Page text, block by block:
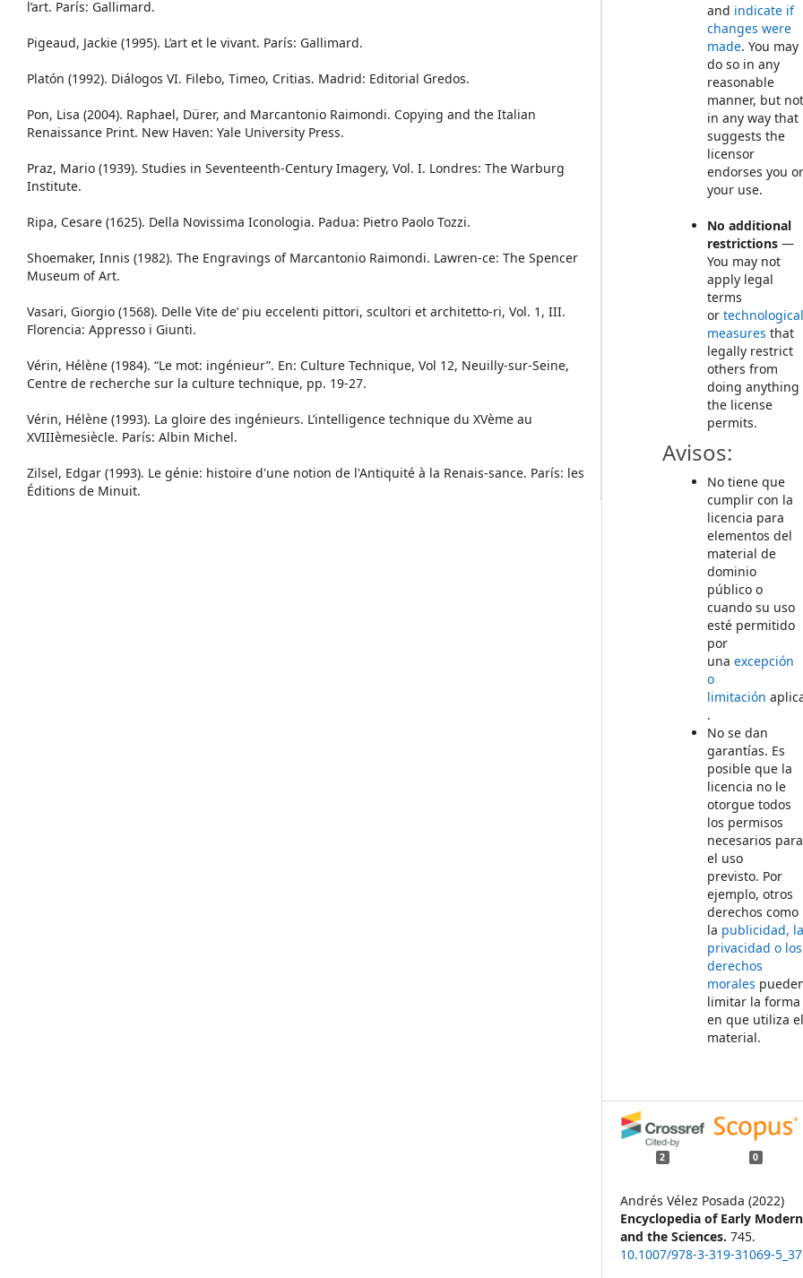
l’art. París: Gallimard.
Pigeaud, Jackie (1995). L’art et le vivant. París: Gallimard.
Platón (1992). Diálogos VI. Filebo, Timeo, Critias. Madrid: Editorial Gredos.
Pon, Lisa (2004). Raphael, Dürer, and Marcantonio Raimondi. Copying and the Italian
Renaissance Print. New Haven: Yale University Press.
Praz, Mario (1939). Studies in Seventeenth-Century Imagery, Vol. I. Londres: The Warburg
Institute.
Ripa, Cesare (1625). Della Novissima Iconologia. Padua: Pietro Paolo Tozzi.
Shoemaker, Innis (1982). The Engravings of Marcantonio Raimondi. Lawren-ce: The Spencer
Museum of Art.
Vasari, Giorgio (1568). Delle Vite de’ piu eccelenti pittori, scultori et architetto-ri, Vol. 1, III.
Florencia: Appresso i Giunti.
Vérin, Hélène (1984). “Le mot: ingénieur”. En: Culture Technique, Vol 12, Neuilly-sur-Seine,
Centre de recherche sur la culture technique, pp. 19-27.
Vérin, Hélène (1993). La gloire des ingénieurs. L’intelligence technique du XVème au
XVIIIèmesiècle. París: Albin Michel.
Zilsel, Edgar (1993). Le génie: histoire d'une notion de l'Antiquité à la Renais-sance. París: les
Éditions de Minuit.
and indicate if
changes were
made. You may
do so in any
reasonable
manner, but not
in any way that
suggests the
licensor
endorses you or
your use.
No additional
restrictions —
You may not
apply legal
terms
ortechnological
measures that
legally restrict
others from
doing anything
the license
permits.
Avisos:
No tiene que
cumplir con la
licencia para
elementos del
material de
dominio
público o
cuando su uso
esté permitido
por
unaexcepción
o
limitación
.
No se dan
garantías. Es
posible que la
licencia no le
otorgue todos
los permisos
necesarios para
el uso
previsto. Por
ejemplo, otros
derechos como
la publicidad, la
privacidad o los
derechos
morales
limitar la forma
en que utiliza el
material.
2 0
Andrés Vélez Posada (2022)
Encyclopedia of Early
and the Sciences.745.
10.1007/978-3-319-31069-